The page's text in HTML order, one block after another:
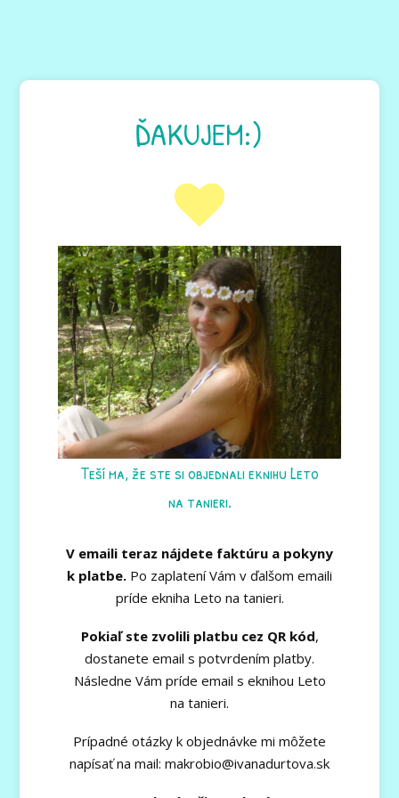
ĎAKUJEM:)
Teší ma, že ste si objednali eknihu Leto
na tanieri.
V emaili teraz nájdete faktúru a pokyny
k platbe. Po zaplatení Vám v ďalšom emaili
príde ekniha Leto na tanieri.
Pokiaľ ste zvolili platbu cez QR kód,
dostanete email s potvrdením platby.
Následne Vám príde email s eknihou Leto
na tanieri.
Prípadné otázky k objednávke mi môžete
napísať na mail: makrobio@ivanadurtova.sk